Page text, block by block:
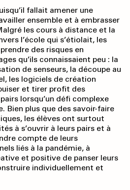
fallait amener une
ensemble et à embrasser
les cours à distance et la
l’école qui s’étiolait, les
des risques en
qu’ils connaissaient peu : la
de senseurs, la découpe au
les logiciels de création
et tirer profit des
lorsqu’un défi complexe
Bien plus que des savoir-faire
les élèves ont surtout
à s’ouvrir à leurs pairs et à
compte de leurs
liés à la pandémie, à
et positive de panser leurs
individuellement et